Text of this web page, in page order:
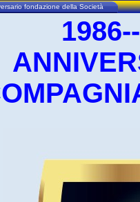
fondazione della Società